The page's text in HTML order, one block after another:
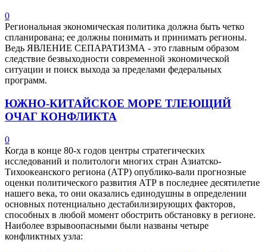
0
Региональная экономическая политика должна быть четко
спланирована; ее должны понимать и принимать регионы.
Ведь ЯВЛЕНИЕ СЕПАРАТИЗМА - это главным образом
следствие безвыходности современной экономической
ситуации и поиск выхода за пределами федеральных
программ.
ЮЖНО-КИТАЙСКОЕ МОРЕ ТЛЕЮЩИЙ
ОЧАГ КОНФЛИКТА
0
Когда в конце 80-х годов центры стратегических
исследований и политологи многих стран Азиатско-
Тихоокеанского региона (АТР) опублико-вали прогнозные
оценки политического развития АТР в последнее десятилетие
нашего века, то они оказались единодушны в определении
основных потенциально дестабилизирующих факторов,
способных в любой момент обострить обстановку в регионе.
Наиболее взрывоопасными были названы четыре
конфликтных узла: